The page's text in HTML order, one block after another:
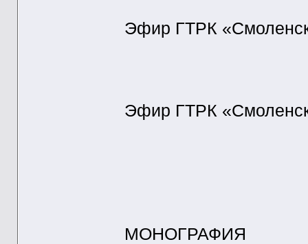
Эфир ГТРК
Эфир ГТРК
МОНОГРАФИЯ